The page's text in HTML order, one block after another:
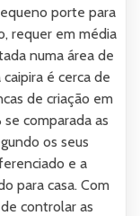
porte para
requer em média
numa área de
é cerca de
de criação em
comparada as
os seus
e a
para casa. Com
controlar as